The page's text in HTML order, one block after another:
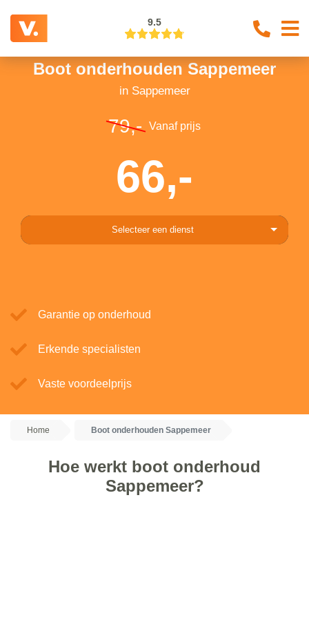
9.5
Boot onderhouden Sappemeer
in Sappemeer
79,- Vanaf prijs
66,-
Selecteer een dienst
Garantie op onderhoud
Erkende specialisten
Vaste voordeelprijs
Home Boot onderhouden Sappemeer
Hoe werkt boot onderhoud
Sappemeer?